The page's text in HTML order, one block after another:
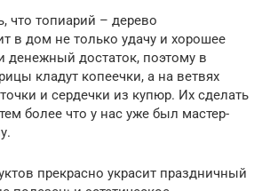
что топиарий – дерево
в дом не только удачу и хорошее
денежный достаток, поэтому в
кладут копеечки, а на ветвях
и сердечки из купюр. Их сделать
более что у нас уже был мастер-
прекрасно украсит праздничный